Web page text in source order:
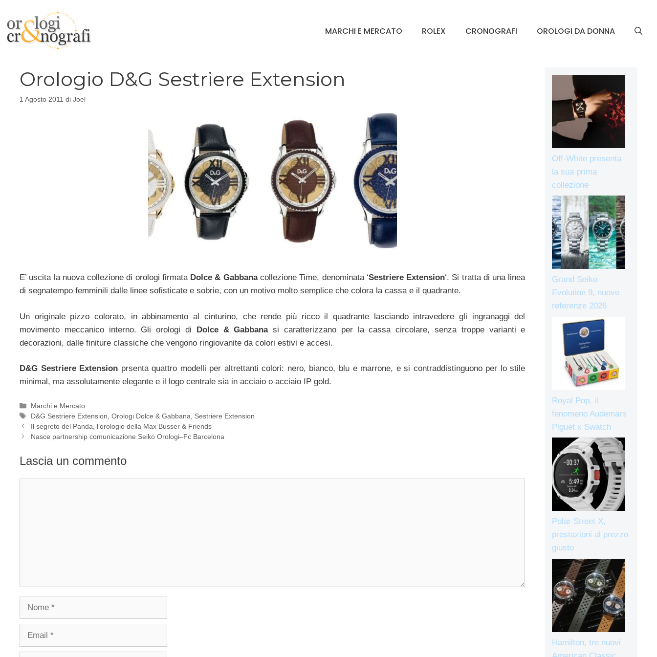
contenuto
MARCHI E MERCATO ROLEX CRONOGRAFI OROLOGI DA DONNA
Orologio D&G Sestriere Extension
1 Agosto 2011 di Joel
E’ uscita la nuova collezione di orologi firmataDolce & Gabbanacollezione Time, denominata ‘Sestriere Extension‘. Si tratta di una linea
di segnatempo femminili dalle linee sofisticate e sobrie, con un motivo molto semplice che colora la cassa e il quadrante.
Un originale pizzo colorato, in abbinamento al cinturino, che rende più ricco il quadrante lasciando intravedere gli ingranaggi del
movimento meccanico interno. Gli orologi di Dolce & Gabbanasi caratterizzano per la cassa circolare, senza troppe varianti e
decorazioni, dalle finiture classiche che vengono ringiovanite da colori estivi e accesi.
D&G Sestriere Extension prsenta quattro modelli per altrettanti colori: nero, bianco, blu e marrone, e si contraddistinguono per lo stile
minimal, ma assolutamente elegante e il logo centrale sia in acciaio o acciaio IP gold.
Categorie
Marchi e Mercato
Tag
D&G Sestriere Extension ,Orologi Dolce & Gabbana
Sestriere Extension
Navigazione
articolo
Il segreto del Panda, l’orologio della Max Busser & Friends
Nasce partnership comunicazione Seiko Orologi–Fc Barcelona
Lascia un commento
Nome
Email
Off-White presenta
la sua prima
collezione
Grand Seiko
Evolution 9, nuove
referenze 2026
Royal Pop, il
fenomeno Audemars
Piguet x Swatch
Polar Street X,
prestazioni al prezzo
giusto
Hamilton, tre nuovi